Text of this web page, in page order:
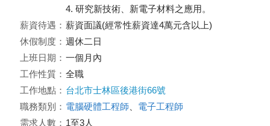
4. 研究新技術、新電子材料之應用。
薪資待遇： 薪資面議(經常性薪資達4萬元含以上)
休假制度： 週休二日
上班日期： 一個月內
工作性質： 全職
工作地點： 台北市士林區後港街66號
職務類別： 電腦硬體工程師
電子工程師
需求人數： 1至3人